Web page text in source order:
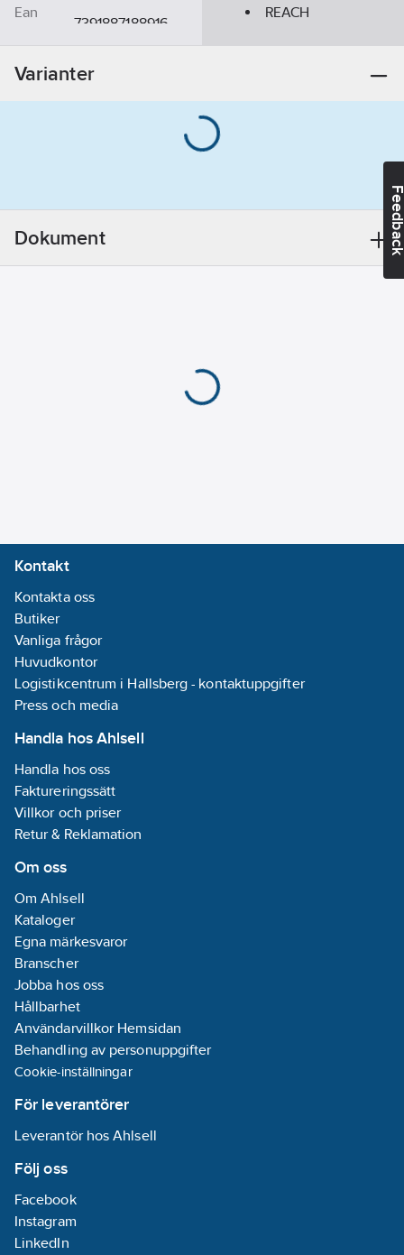
Ean
7391887188916
REACH
För flänsmutter
Informationsplikt:
Varianter
Dokument
Kontakt
Kontakta oss
Butiker
Vanliga frågor
Huvudkontor
Logistikcentrum i Hallsberg - kontaktuppgifter
Press och media
Handla hos Ahlsell
Handla hos oss
Faktureringssätt
Villkor och priser
Retur & Reklamation
Om oss
Om Ahlsell
Kataloger
Egna märkesvaror
Branscher
Jobba hos oss
Hållbarhet
Användarvillkor Hemsidan
Behandling av personuppgifter
Cookie-inställningar
För leverantörer
Leverantör hos Ahlsell
Följ oss
Facebook
Instagram
LinkedIn